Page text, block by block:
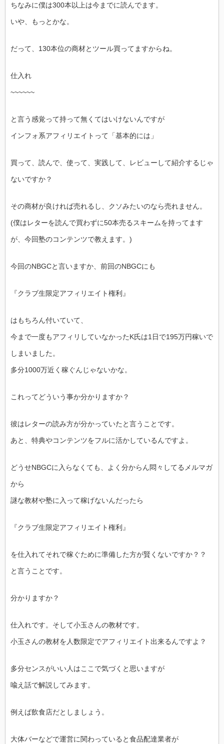
ちなみに僕は300本以上は今までに読んでます。
いや、もっとかな。
だって、130本位の商材とツール買ってますからね。
仕入れ
~~~~~~
と言う感覚って持って無くてはいけないんですが
インフォ系アフィリエイトって「基本的には」
買って、読んで、使って、実践して、レビューして紹介するじゃ
ないですか？
その商材が良ければ売れるし、クソみたいのなら売れません。
(僕はレターを読んで買わずに50本売るスキームを持ってます
が、今回塾のコンテンツで教えます。)
今回のNBGCと言いますか、前回のNBGCにも
『クラブ生限定アフィリエイト権利』
はもちろん付いていて、
今まで一度もアフィリしていなかったK氏は1日で195万円稼いで
しまいました。
多分1000万近く稼ぐんじゃないかな。
これってどういう事か分かりますか？
彼はレターの読み方が分かっていたと言うことです。
あと、特典やコンテンツをフルに活かしているんですよ。
どうせNBGCに入らなくても、よく分からん悶々してるメルマガ
から
謎な教材や塾に入って稼げないんだったら
『クラブ生限定アフィリエイト権利』
を仕入れてそれで稼ぐために準備した方が賢くないですか？？
と言うことです。
分かりますか？
仕入れです。そして小玉さんの教材です。
小玉さんの教材を人数限定でアフィリエイト出来るんですよ？
多分センスがいい人はここで気づくと思いますが
喩え話で解説してみます。
例えば飲食店だとしましょう。
大体バーなどで運営に関わっていると食品配達業者が